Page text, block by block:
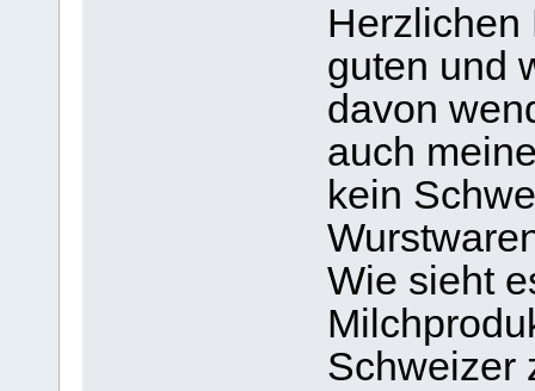
Herzlichen
guten und
davon
auch
kein
Wie sieht
Schweizer